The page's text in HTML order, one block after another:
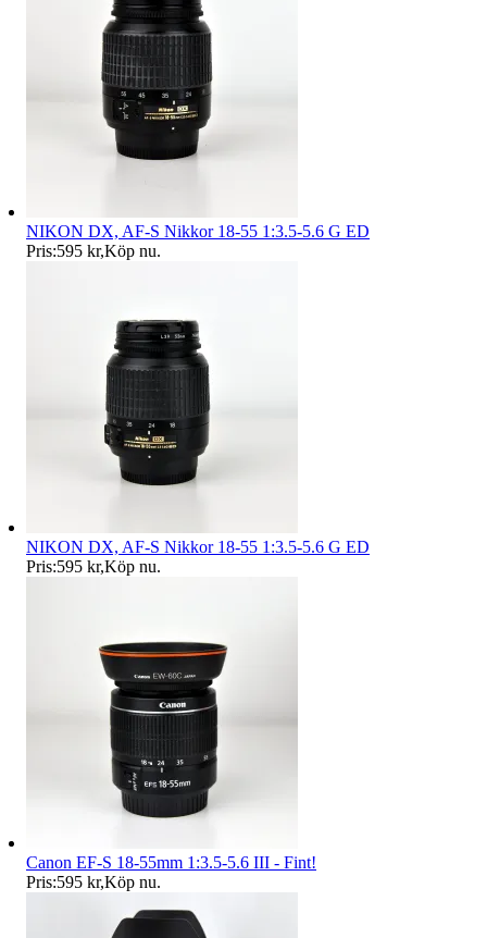
NIKON DX, AF-S Nikkor 18-55 1:3.5-5.6 G ED
Pris:595 kr,Köp nu.
NIKON DX, AF-S Nikkor 18-55 1:3.5-5.6 G ED
Pris:595 kr,Köp nu.
Canon EF-S 18-55mm 1:3.5-5.6 III - Fint!
Pris:595 kr,Köp nu.